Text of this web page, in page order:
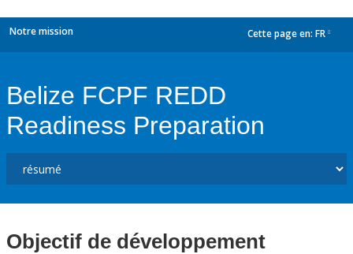
Notre mission Cette page en: FR
Belize FCPF REDD
Readiness Preparation
Objectif de développement